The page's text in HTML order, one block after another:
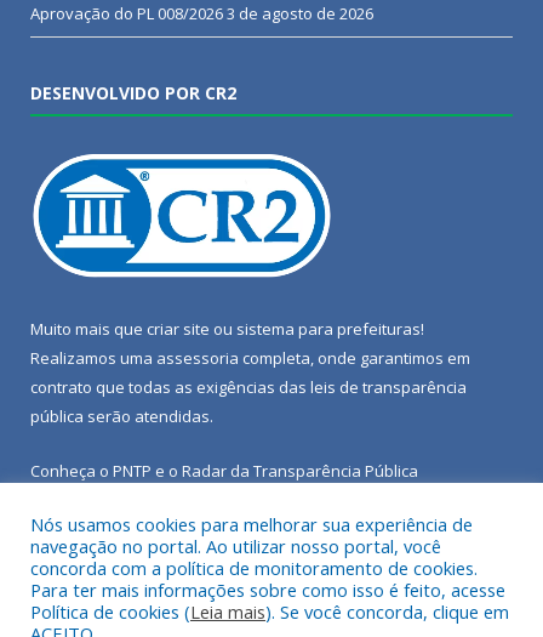
Aprovação do PL 008/20263 de agosto de 2026
DESENVOLVIDO POR CR2
Muito mais que criar site ou sistema para prefeituras!
Realizamos uma assessoria completa, onde garantimos em
contrato que todas as exigências das leis de transparência
pública serão atendidas.
Conheça o PNTP e o Radar da Transparência Pública
Todos os direitos reservados a Câmara Municipal de Porto de
Moz.
Nós usamos cookies para melhorar sua experiência de
navegação no portal. Ao utilizar nosso portal, você
concorda com a política de monitoramento de cookies.
Para ter mais informações sobre como isso é feito, acesse
Política de cookies (Leia mais). Se você concorda, clique em